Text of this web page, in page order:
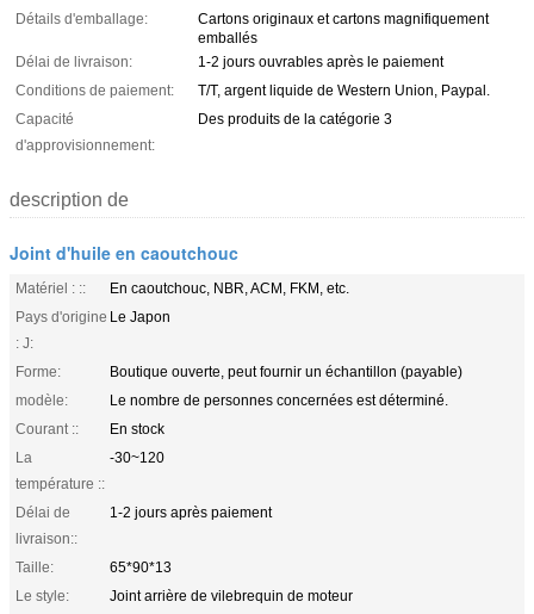
Détails d'emballage:
Cartons originaux et cartons magnifiquement
emballés
Délai de livraison:
1-2 jours ouvrables après le paiement
Conditions de paiement:
T/T, argent liquide de Western Union, Paypal.
Capacité
d'approvisionnement:
Des produits de la catégorie 3
description de
Joint d'huile en caoutchouc
Matériel : ::
En caoutchouc, NBR, ACM, FKM, etc.
Pays d'origine
: J:
Le Japon
Forme:
Boutique ouverte, peut fournir un échantillon (payable)
modèle:
Le nombre de personnes concernées est déterminé.
Courant ::
En stock
La
température ::
-30~120
Délai de
livraison::
1-2 jours après paiement
Taille:
65*90*13
Le style:
Joint arrière de vilebrequin de moteur